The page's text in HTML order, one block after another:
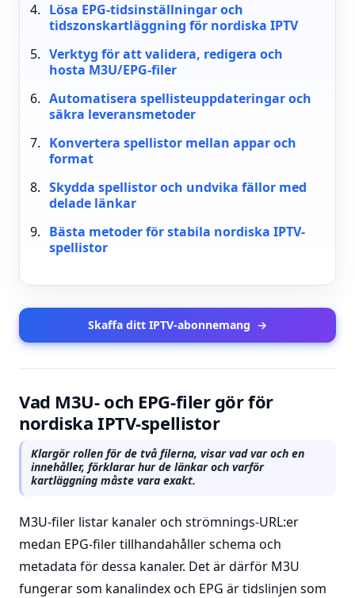
Lösa EPG-tidsinställningar och
tidszonskartläggning för nordiska IPTV
Verktyg för att validera, redigera och
hosta M3U/EPG-filer
Automatisera spellisteuppdateringar och
säkra leveransmetoder
Konvertera spellistor mellan appar och
format
Skydda spellistor och undvika fällor med
delade länkar
Bästa metoder för stabila nordiska IPTV-
spellistor
Skaffa ditt IPTV-abonnemang →
Vad M3U- och EPG-filer gör för
nordiska IPTV-spellistor
Klargör rollen för de två filerna, visar vad var och en
innehåller, förklarar hur de länkar och varför
kartläggning måste vara exakt.
M3U-filer listar kanaler och strömnings-URL:er
medan EPG-filer tillhandahåller schema och
metadata för dessa kanaler. Det är därför M3U
fungerar som kanalindex och EPG är tidslinjen som